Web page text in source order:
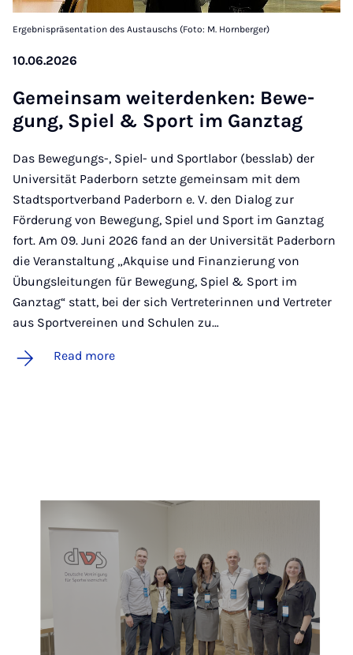
Ergebnispräsentation des Austauschs (Foto: M. Hornberger)
10.06.2026
Ge­mein­sam wei­t­er­den­ken: Be­we­
gung, Spiel & Sport im Gan­ztag
Das Bewegungs-, Spiel- und Sportlabor (besslab) der
Universität Paderborn setzte gemeinsam mit dem
Stadtsportverband Paderborn e. V. den Dialog zur
Förderung von Bewegung, Spiel und Sport im Ganztag
fort. Am 09. Juni 2026 fand an der Universität Paderborn
die Veranstaltung „Akquise und Finanzierung von
Übungsleitungen für Bewegung, Spiel & Sport im
Ganztag“ statt, bei der sich Vertreterinnen und Vertreter
aus Sportvereinen und Schulen zu…
Read more